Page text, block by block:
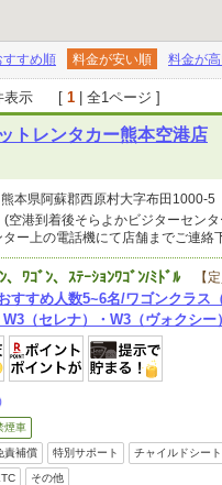
すすめ順 料金が安い順 料金が
表示 [ 1 | 全1ページ ]
トレンタカー熊本空港店
熊本県阿蘇郡西原村大字布田1000-5
(空港到着後そらよかビジターセン
ー上の電話機にて店舗までご連絡
、ﾜｺﾞﾝ、ｽﾃｰｼｮﾝﾜｺﾞﾝ/ﾐﾄﾞﾙ 【
すすめ人数5~6名/ワゴンクラス
（セレナ）・W3（ヴォクシー
煙車
責補償 特別サポート チャイルドシート
その他